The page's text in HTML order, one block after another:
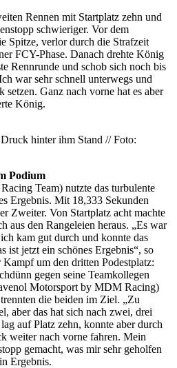
Rennen mit Startplatz zehn und
schwieriger. Vor dem
Spitze, verlor durch die Strafzeit
FCY-Phase. Danach drehte König
Rennrunde und schob sich noch bis
war sehr schnell unterwegs und
Ganz nach vorne hat es aber
König.
hinter ihm Stand // Foto:
Podium
Team) nutzte das turbulente
Ergebnis. Mit 18,333 Sekunden
Zweiter. Von Startplatz acht machte
aus den Rangeleien heraus. „Es war
kam gut durch und konnte das
ist jetzt ein schönes Ergebnis“, so
um den dritten Podestplatz:
gegen seine Teamkollegen
Motorsport by MDM Racing)
die beiden im Ziel. „Zu
aber das hat sich nach zwei, drei
auf Platz zehn, konnte aber durch
weiter nach vorne fahren. Mein
gemacht, was mir sehr geholfen
Ergebnis.